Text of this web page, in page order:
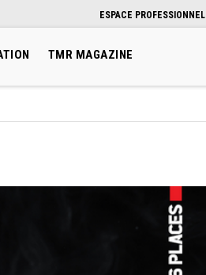
ESPACE PROFESSIONNEL
TMR MAGAZINE